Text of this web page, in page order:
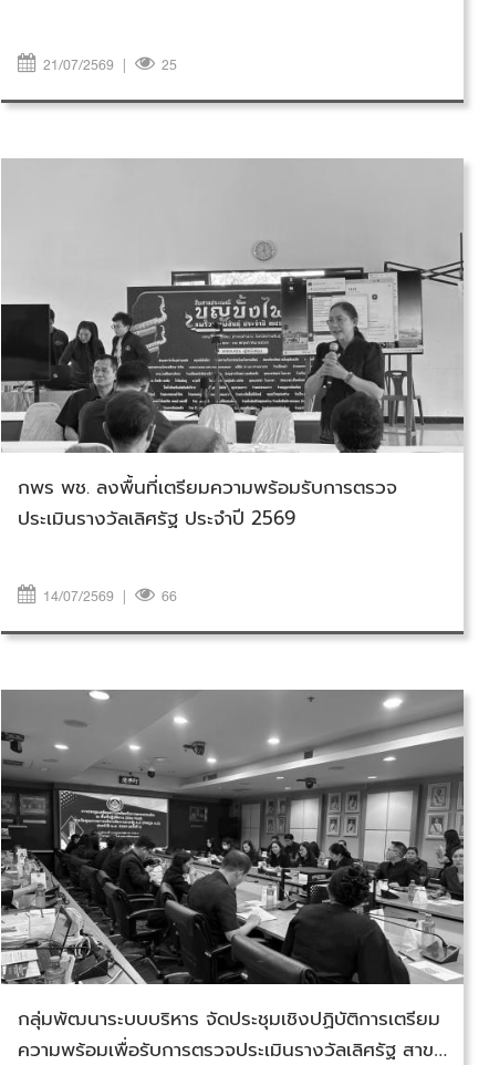
21/07/2569 | 25
วันอังคารที่ 14 กรกฎาคม 2569
กพร พช. ลงพื้นที่เตรียมความพร้อมรับการตรวจ
ประเมินรางวัลเลิศรัฐ ประจำปี 2569
14/07/2569 | 66
วันอังคารที่ 7 กรกฎาคม 2569
กลุ่มพัฒนาระบบบริหาร จัดประชุมเชิงปฏิบัติการเตรียม
ความพร้อมเพื่อรับการตรวจประเมินรางวัลเลิศรัฐ สาขา